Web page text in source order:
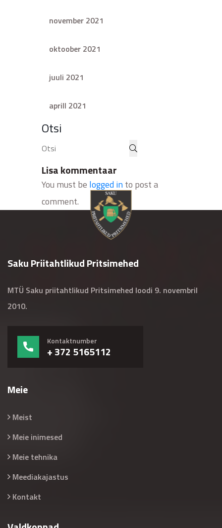
november 2021
oktoober 2021
juuli 2021
aprill 2021
Otsi
Lisa kommentaar
You must be logged into post a
comment.
Saku Priitahtlikud Pritsimehed
MTÜ Saku priitahtlikud Pritsimehed loodi 9. novembril
2010.
Kontaktnumber
+ 372 5165112
Meie
Meist
Meie inimesed
Meie tehnika
Meediakajastus
Kontakt